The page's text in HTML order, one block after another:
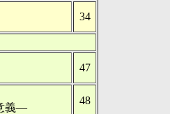
34
47
義―
48